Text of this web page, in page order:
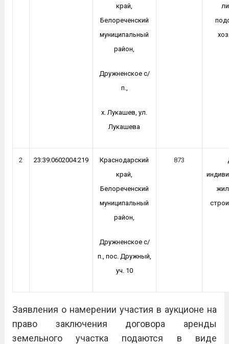
край,
Белореченский
муниципальный
район,
Дружненское с/
п.,
х. Лукашев, ул.
Лукашева
2 23:39:0602004:219
Краснодарский
край,
Белореченский
муниципальный
район,
Дружненское с/
п., пос. Дружный,
уч. 10
873
Заявления о намерении участия в аукционе на
право заключения договора аренды
земельного участка подаются в виде